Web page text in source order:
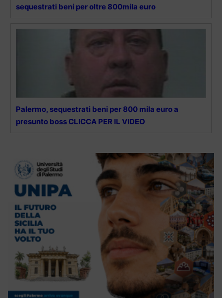
sequestrati beni per oltre 800mila euro
Palermo, sequestrati beni per 800 mila euro a
presunto boss CLICCA PER IL VIDEO